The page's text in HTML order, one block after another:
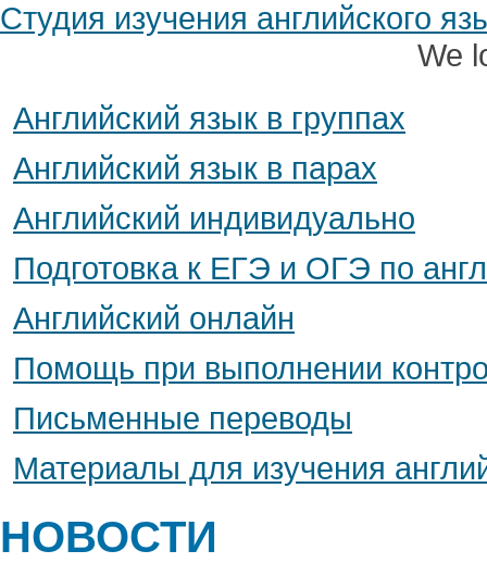
Студия изучения английского
We
Английский язык в группах
Английский язык в парах
Английский индивидуально
Подготовка к ЕГЭ и ОГЭ по
Английский онлайн
Помощь при выполнении
Письменные переводы
Материалы для изучения
НОВОСТИ